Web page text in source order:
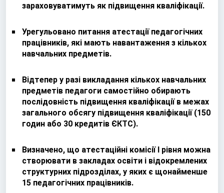
зараховуватимуть як підвищення кваліфікації.
Урегульовано питання атестації педагогічних
працівників, які мають навантаження з кількох
навчальних предметів.
Відтепер у разі викладання кількох навчальних
предметів педагоги самостійно обирають
послідовність підвищення кваліфікації в межах
загального обсягу підвищення кваліфікації (150
годин або 30 кредитів ЄКТС).
Визначено, що атестаційні комісії І рівня можна
створювати в закладах освіти і відокремлених
структурних підрозділах, у яких є щонайменше
15 педагогічних працівників.